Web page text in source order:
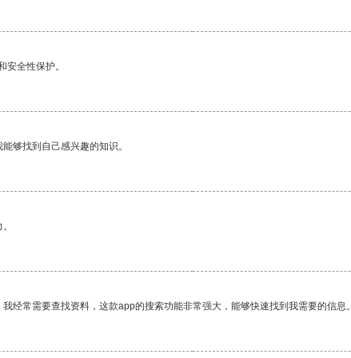
全性保护。
够找到自己感兴趣的知识。
经常需要查找资料，这款app的搜索功能非常强大，能够快速找到我需要的信息。